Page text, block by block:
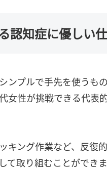
認知症に優しい
ンプルで手先を使うも
女性が挑戦できる代表的
キング作業など、反復
取り組むことができま